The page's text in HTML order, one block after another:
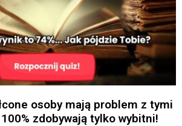
osoby mają problem z tymi
zdobywają tylko wybitni!